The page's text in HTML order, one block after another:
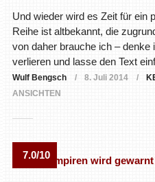
Und wieder wird es Zeit für ein
Reihe ist altbekannt, die
von daher brauche ich –
verlieren und lasse den Text
Wulf Bengsch 8. Juli 2014
ANSICHTEN
7.0/10